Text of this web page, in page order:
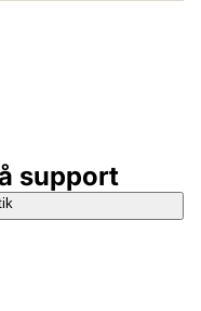
support